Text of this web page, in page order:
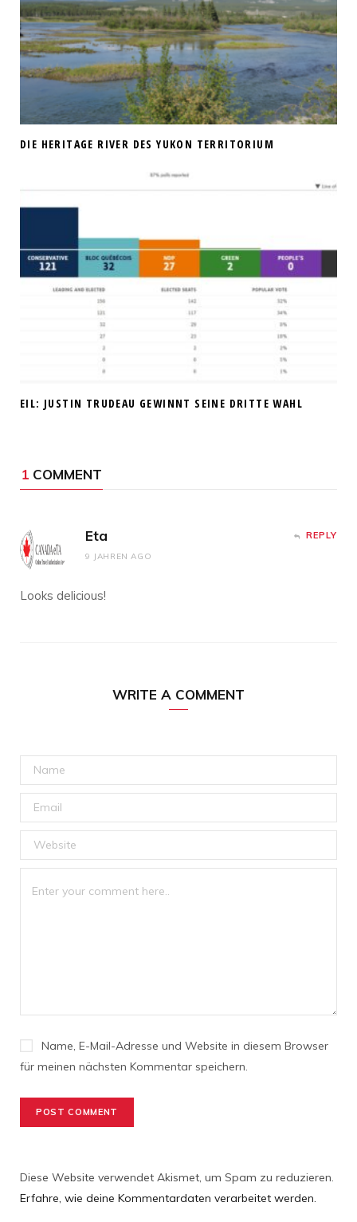
DIE HERITAGE RIVER DES YUKON TERRITORIUM
EIL: JUSTIN TRUDEAU GEWINNT SEINE DRITTE WAHL
1 COMMENT
Eta
9 JAHREN AGO
REPLY
Looks delicious!
WRITE A COMMENT
Name, E-Mail-Adresse und Website in diesem Browser
für meinen nächsten Kommentar speichern.
Diese Website verwendet Akismet, um Spam zu reduzieren.
Erfahre, wie deine Kommentardaten verarbeitet werden.